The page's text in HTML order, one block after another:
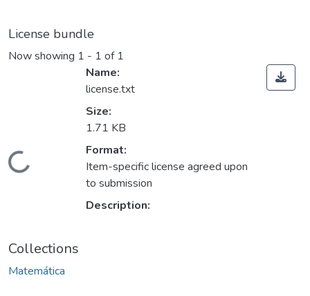
License bundle
Now showing 1 - 1 of 1
Loading...
Name:
license.txt
Size:
1.71 KB
Format:
Item-specific license agreed upon
to submission
Description:
Collections
Matemática